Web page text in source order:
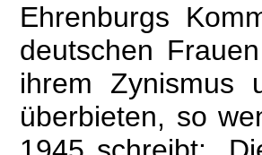
Ehrenburgs
deutschen
ihrem Zynismus
überbieten, so